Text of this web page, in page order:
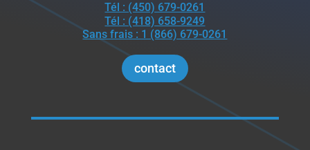
Tél : (450) 679-0261
Tél : (418) 658-9249
Sans frais : 1 (866) 679-0261
contact